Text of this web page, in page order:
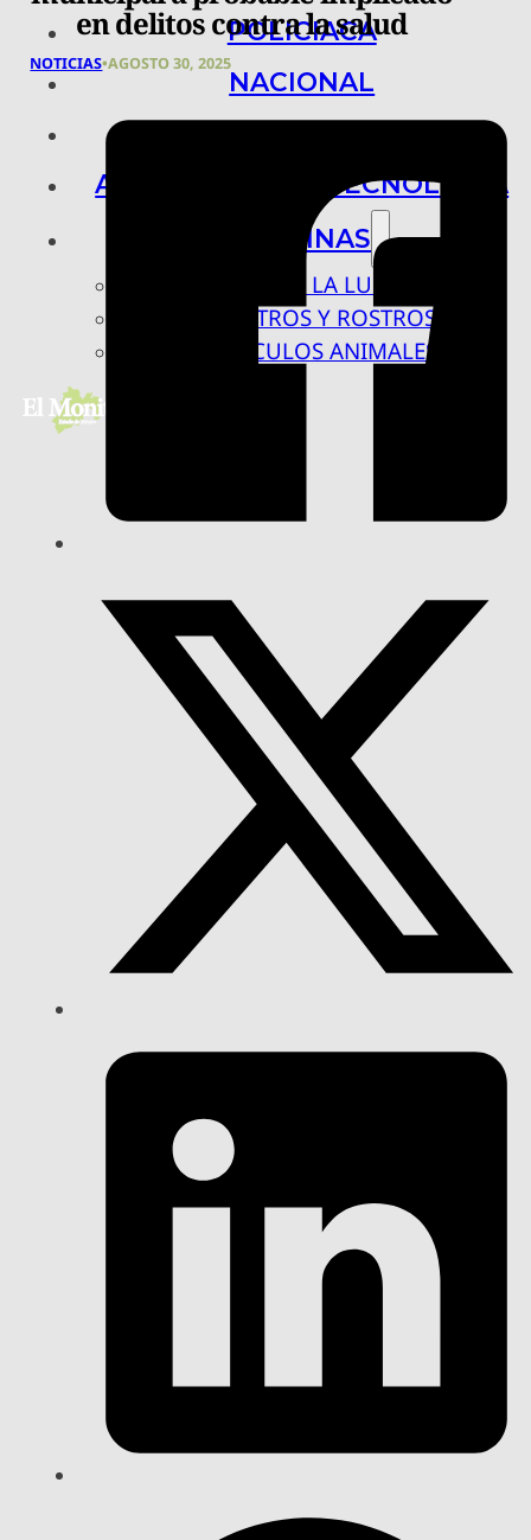
POLICIACA
NACIONAL
ARTE, CIENCIA Y TECNOLOGÍA
COLUMNAS
BAJO LA LUPA
RASTROS Y ROSTROS
VÍNCULOS ANIMALES
en delitos contra la salud
NOTICIAS•AGOSTO 30, 2025